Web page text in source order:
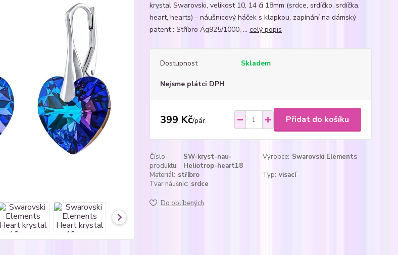
krystal Swarovski, velikost 10, 14 či 18mm (srdce, srdíčko, srdíčka,
heart, hearts) - náušnicový háček s klapkou, zapínání na dámský
patent : Stříbro Ag925/1000, ... celý popis
Dostupnost Skladem
Nejsme plátci DPH
399 Kč/pár Přidat do košíku
Číslo
produktu:
SW-kryst-nau-
Heliotrop-heart18
Výrobce: Swarovski Elements
Materiál: stříbro Typ: visací
Tvar náušnic: srdce
Do oblíbených